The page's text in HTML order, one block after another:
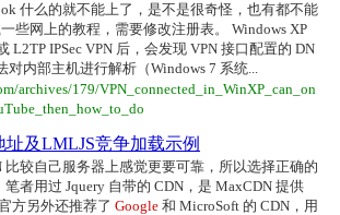
什么的就不能上了，是不是很奇怪，也有都不能
些网上的教程，需要修改注册表。 Windows XP
L2TP IPSec VPN 后，会发现 VPN 接口配置的 DN
对内部主机进行解析（Windows 7 系统...
archives/179/VPN_connected_in_WinXP_can_on
址及LMLJS竞争加载示例
比较自己服务器上感觉更要可靠，所以选择正确的
者用过 Jquery 自带的 CDN，是 MaxCDN 提供
方另外还推荐了 Google 和 MicroSoft 的 CDN，用